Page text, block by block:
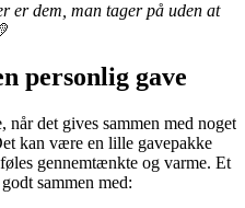
er dem, man tager på uden at
personlig gave
det gives sammen med noget
kan være en lille gavepakke
gennemtænkte og varme. Et
sammen med: